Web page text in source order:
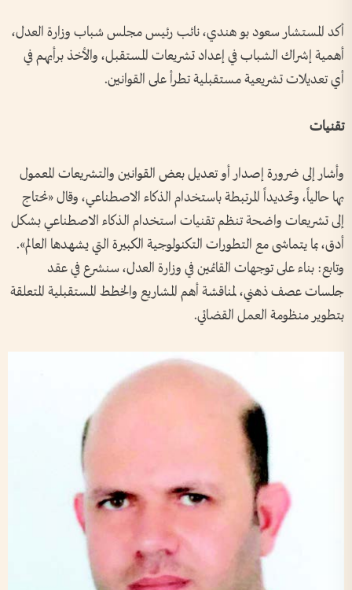
أكد المستشار سعود بو هندي، نائب رئيس مجلس شباب وزارة العدل،
أهمية إشراك الشباب في إعداد تشريعات المستقبل، والأخذ برأيهم في
أي تعديلات تشريعية مستقبلية تطرأ على القوانين.
تقنيات
وأشار إلى ضرورة إصدار أو تعديل بعض القوانين والتشريعات المعمول
بها حالياً، وتحديداً المرتبطة باستخدام الذكاء الاصطناعي، وقال «نحتاج
إلى تشريعات واضحة تنظم تقنيات استخدام الذكاء الاصطناعي بشكل
أدق، بما يتماشى مع التطورات التكنولوجية الكبيرة التي يشهدها العالم».
وتابع: بناء على توجهات القائمين في وزارة العدل، سنشرع في عقد
جلسات عصف ذهني، لمناقشة أهم المشاريع والخطط المستقبلية المتعلقة
بتطوير منظومة العمل القضائي.